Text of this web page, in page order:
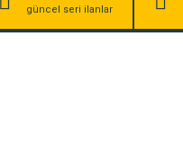
güncel seri ilanlar